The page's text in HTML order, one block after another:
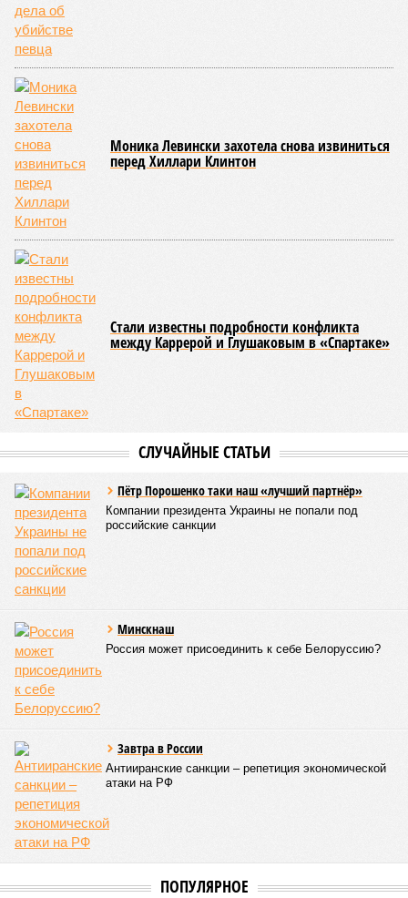
Моника Левински захотела снова извиниться
перед Хиллари Клинтон
Стали известны подробности конфликта
между Каррерой и Глушаковым в «Спартаке»
СЛУЧАЙНЫЕ СТАТЬИ
Пётр Порошенко таки наш «лучший партнёр»
Компании президента Украины не попали под
российские санкции
Минскнаш
Россия может присоединить к себе Белоруссию?
Завтра в России
Антииранские санкции – репетиция экономической
атаки на РФ
ПОПУЛЯРНОЕ